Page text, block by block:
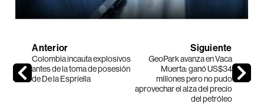
Anterior
Colombia incauta explosivos
antes de la toma de posesión
de De la Espriella
Siguiente
GeoPark avanza en Vaca
Muerta: ganó US$34
millones pero no pudo
aprovechar el alza del precio
del petróleo